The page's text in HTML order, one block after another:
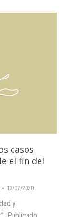
casos
el fin del
13/07/2020
y